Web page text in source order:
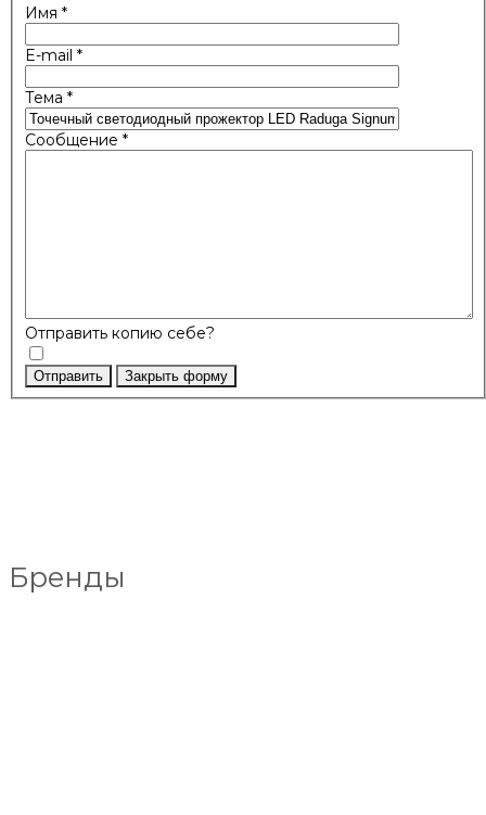
Имя *
E-mail *
Тема *
Сообщение *
Отправить копию себе?
Отправить Закрыть форму
Бренды